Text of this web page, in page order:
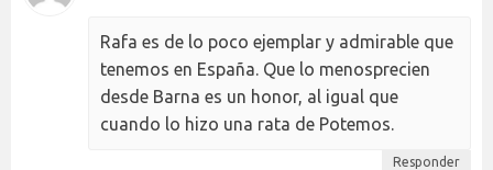
Rafa es de lo poco ejemplar y admirable que
tenemos en España. Que lo menosprecien
desde Barna es un honor, al igual que
cuando lo hizo una rata de Potemos.
Responder